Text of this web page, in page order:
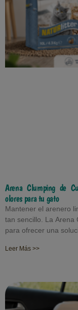
Arena Clumping de
olores para tu gato
Mantener el arenero
tan sencillo. La Arena
para ofrecer una
Leer Más >>